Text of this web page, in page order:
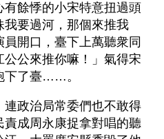
餘悸的小宋特意扭過頭
要過河，那個來推我
開口，臺下上萬聽衆同
公來推你嘛！」氣得宋
下了臺……。
政治局常委們也不敢得
成周永康捉拿對唱的聽